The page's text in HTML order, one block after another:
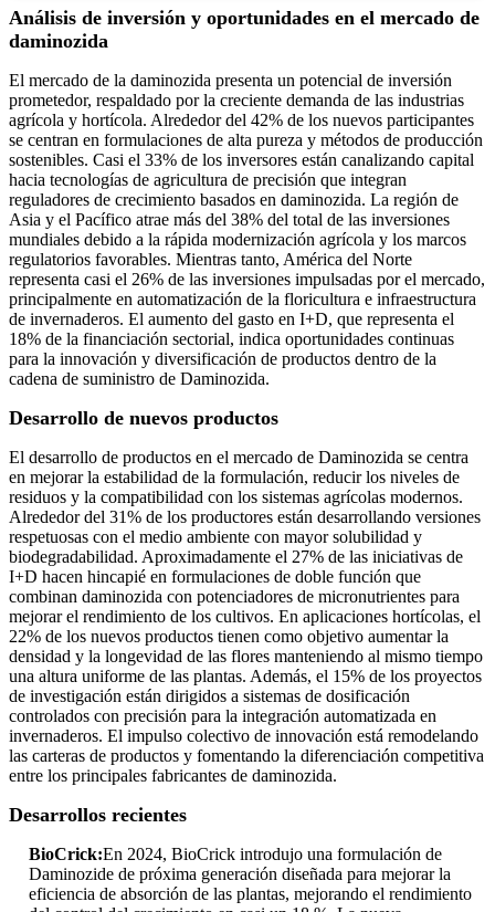
Análisis de inversión y oportunidades en el mercado de
daminozida
El mercado de la daminozida presenta un potencial de inversión
prometedor, respaldado por la creciente demanda de las industrias
agrícola y hortícola. Alrededor del 42% de los nuevos participantes
se centran en formulaciones de alta pureza y métodos de producción
sostenibles. Casi el 33% de los inversores están canalizando capital
hacia tecnologías de agricultura de precisión que integran
reguladores de crecimiento basados ​​en daminozida. La región de
Asia y el Pacífico atrae más del 38% del total de las inversiones
mundiales debido a la rápida modernización agrícola y los marcos
regulatorios favorables. Mientras tanto, América del Norte
representa casi el 26% de las inversiones impulsadas por el mercado,
principalmente en automatización de la floricultura e infraestructura
de invernaderos. El aumento del gasto en I+D, que representa el
18% de la financiación sectorial, indica oportunidades continuas
para la innovación y diversificación de productos dentro de la
cadena de suministro de Daminozida.
Desarrollo de nuevos productos
El desarrollo de productos en el mercado de Daminozida se centra
en mejorar la estabilidad de la formulación, reducir los niveles de
residuos y la compatibilidad con los sistemas agrícolas modernos.
Alrededor del 31% de los productores están desarrollando versiones
respetuosas con el medio ambiente con mayor solubilidad y
biodegradabilidad. Aproximadamente el 27% de las iniciativas de
I+D hacen hincapié en formulaciones de doble función que
combinan daminozida con potenciadores de micronutrientes para
mejorar el rendimiento de los cultivos. En aplicaciones hortícolas, el
22% de los nuevos productos tienen como objetivo aumentar la
densidad y la longevidad de las flores manteniendo al mismo tiempo
una altura uniforme de las plantas. Además, el 15% de los proyectos
de investigación están dirigidos a sistemas de dosificación
controlados con precisión para la integración automatizada en
invernaderos. El impulso colectivo de innovación está remodelando
las carteras de productos y fomentando la diferenciación competitiva
entre los principales fabricantes de daminozida.
Desarrollos recientes
BioCrick:En 2024, BioCrick introdujo una formulación de
Daminozide de próxima generación diseñada para mejorar la
eficiencia de absorción de las plantas, mejorando el rendimiento